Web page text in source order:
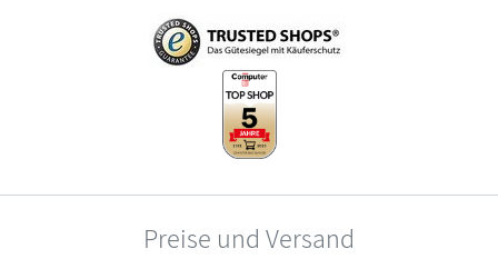
Preise und Versand